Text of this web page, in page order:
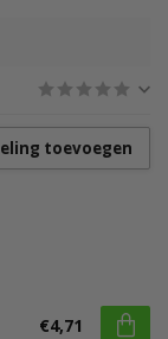
toevoegen
€4,71